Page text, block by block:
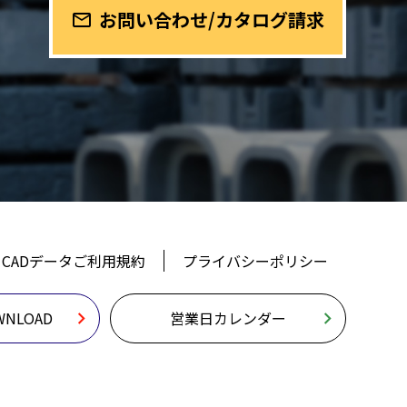
mail_outline お問い合わせ/カタログ請求
CADデータご利用規約 プライバシーポリシー
営業日カレンダー